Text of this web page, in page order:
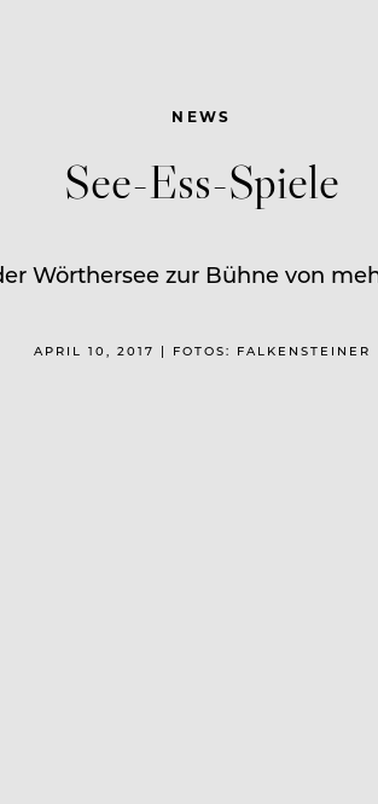
NEWS
See-Ess-Spiele
Wörthersee zur Bühne von
APRIL 10, 2017 | FOTOS: FALKENSTEINER